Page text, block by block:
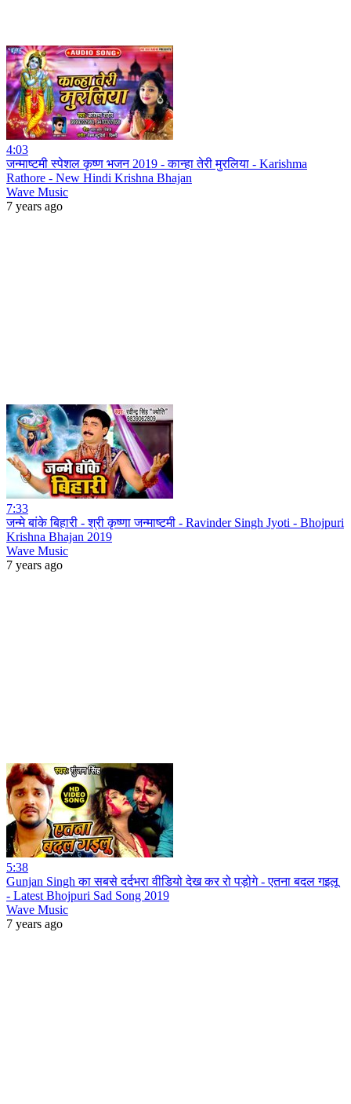
4:03
जन्माष्टमी स्पेशल कृष्ण भजन 2019 - कान्हा तेरी मुरलिया - Karishma
Rathore - New Hindi Krishna Bhajan
Wave Music
7 years ago
7:33
जन्मे बांके बिहारी - श्री कृष्णा जन्माष्टमी - Ravinder Singh Jyoti - Bhojpuri
Krishna Bhajan 2019
Wave Music
7 years ago
5:38
Gunjan Singh का सबसे दर्दभरा वीडियो देख कर रो पड़ोगे - एतना बदल गइलू
- Latest Bhojpuri Sad Song 2019
Wave Music
7 years ago